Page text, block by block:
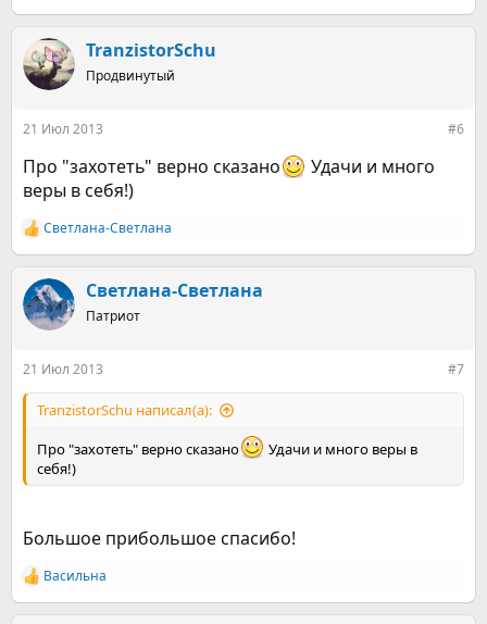
е
к
ц
и
TranzistorSchu
Продвинутый
21 Июл 2013 #6
Про "захотеть" верно сказано
Удачи и много
веры в себя!)
Р
е
к
ц
и
Светлана-Светлана
Светлана-Светлана
Патриот
21 Июл 2013 #7
TranzistorSchu написал(а):
Про "захотеть" верно сказано
Удачи и много веры в
себя!)
Большое прибольшое спасибо!
Р
е
Васильна